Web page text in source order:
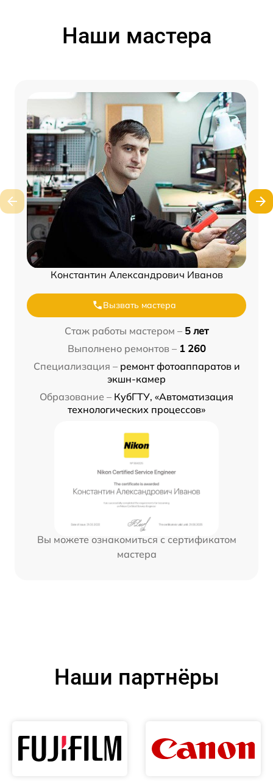
Наши мастера
Константин Александрович Иванов
Вызвать мастера
Стаж работы мастером – 5 лет
Выполнено ремонтов – 1 260
Специализация – ремонт фотоаппаратов и
экшн-камер
Образование – КубГТУ, «Автоматизация
технологических процессов»
Вы можете ознакомиться с сертификатом
мастера
Наши партнёры